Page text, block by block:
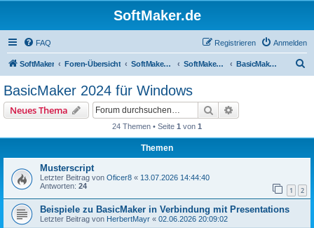
SoftMaker.de
FAQ Anmelden
Registrieren
SoftMaker Foren-Übersicht SoftMaker Office 2024 SoftMaker Office 2024 für Windows BasicMaker 2024 für Windows
BasicMaker 2024 für Windows
Neues Thema Suche
24 Themen • Seite 1 von 1
Themen
Musterscript
Letzter Beitrag von Oficer8 « 13.07.2026 14:44:40
Antworten: 24 1 2
Beispiele zu BasicMaker in Verbindung mit Presentations
Letzter Beitrag von HerbertMayr « 02.06.2026 20:09:02